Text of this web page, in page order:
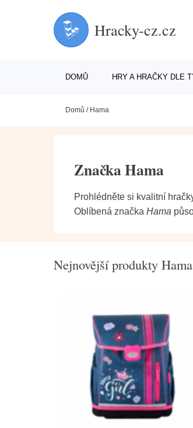
Hracky-cz.cz
DOMŮ HRY A HRAČKY DLE
Domů / Hama
Značka Hama
Prohlédněte si kvalitní
Oblíbená značka Hama
Nejnovější produkty Hama